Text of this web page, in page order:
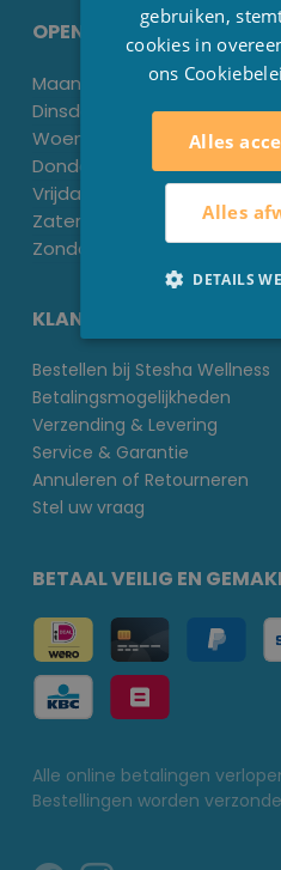
OPENINGSUREN
Maandag:
Dinsdag:
Woensdag:
Donderdag:
Vrijdag:
Zaterdag:
Zondag:
KLANTENSERVICE
Bestellen bij Stesha Wellness
Betalingsmogelijkheden
Verzending & Levering
Service & Garantie
Annuleren of Retourneren
Stel uw vraag
BETAAL VEILIG EN
Alle online betalingen
Bestellingen worden
gebruiken,
cookies in
ons
Alles
Alles
DETAILS